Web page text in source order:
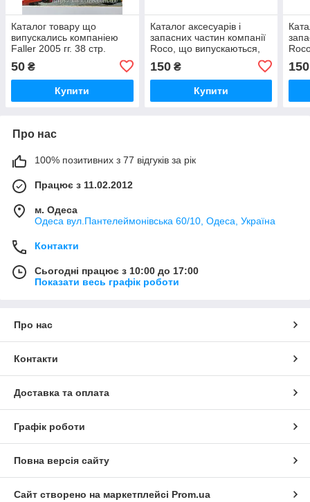
Каталог товару що
випускались компаніею
Faller 2005 гг. 38 стр.
50 ₴
Купити
Каталог аксесуарів і
запасних частин компанії
Roco, що випускаються,
для масштабу H0/H0e/TT,
66стр.
150₴
Купити
150
Про нас
100% позитивних з 77 відгуків за рік
Працює з 11.02.2012
м. Одеса
Одеса вул.Пантелеймонівська 60/10, Одеса, Україна
Контакти
Сьогодні працює з 10:00 до 17:00
Показати весь графік роботи
Про нас
Контакти
Доставка та оплата
Графік роботи
Повна версія сайту
Сайт створено на маркетплейсі Prom.ua